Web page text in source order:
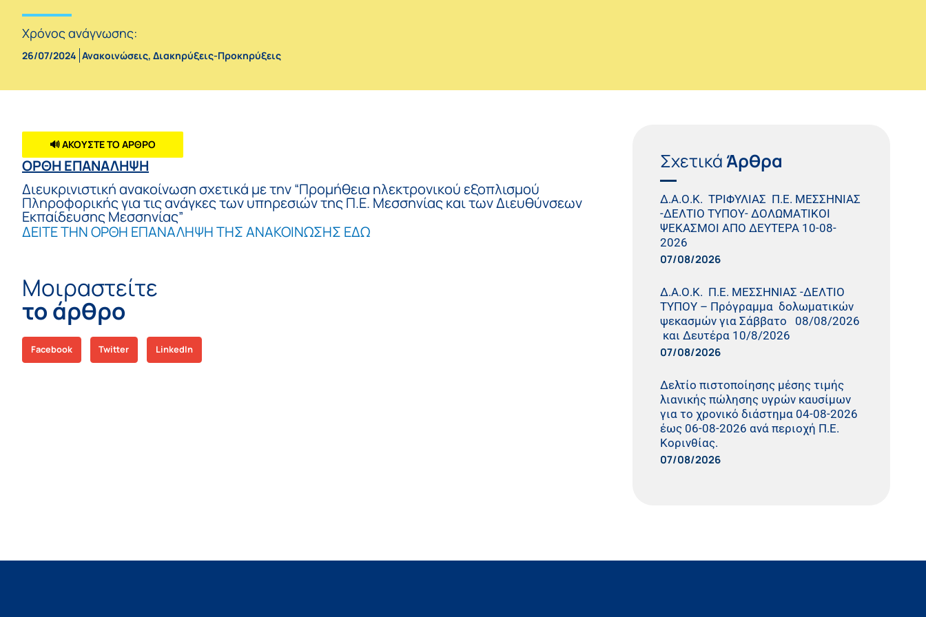
Χρόνος ανάγνωσης:
26/07/2024 Ανακοινώσεις, Διακηρύξεις-Προκηρύξεις
🔊 ΑΚΟΥΣΤΕ ΤΟ ΑΡΘΡΟ
ΟΡΘΗ ΕΠΑΝΑΛΗΨΗ
Διευκρινιστική ανακοίνωση σχετικά με την “Προμήθεια ηλεκτρονικού εξοπλισμού
Πληροφορικής για τις ανάγκες των υπηρεσιών της Π.Ε. Μεσσηνίας και των Διευθύνσεων
Εκπαίδευσης Μεσσηνίας”
ΔΕΙΤΕ ΤΗΝ ΟΡΘΗ ΕΠΑΝΑΛΗΨΗ ΤΗΣ ΑΝΑΚΟΙΝΩΣΗΣ ΕΔΩ
Μοιραστείτε
το άρθρο
Facebook Twitter LinkedIn
Σχετικά Άρθρα
Δ.Α.Ο.Κ. ΤΡΙΦΥΛΙΑΣ Π.Ε. ΜΕΣΣΗΝΙΑΣ
-ΔΕΛΤΙΟ ΤΥΠΟΥ- ΔΟΛΩΜΑΤΙΚΟΙ
ΨΕΚΑΣΜΟΙ ΑΠΟ ΔΕΥΤΕΡΑ 10-08-
2026
07/08/2026
Δ.Α.Ο.Κ. Π.Ε. ΜΕΣΣΗΝΙΑΣ -ΔΕΛΤΙΟ
ΤΥΠΟΥ – Πρόγραμμα δολωματικών
ψεκασμών για Σάββατο 08/08/2026
και Δευτέρα 10/8/2026
07/08/2026
Δελτίο πιστοποίησης μέσης τιμής
λιανικής πώλησης υγρών καυσίμων
για το χρονικό διάστημα 04-08-2026
έως 06-08-2026 ανά περιοχή Π.Ε.
Κορινθίας.
07/08/2026